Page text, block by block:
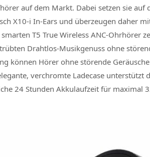
auf dem Markt. Dabei setzen sie
X10-i In-Ears und überzeugen daher
T5 True Wireless ANC-Ohrhörer
Drahtlos-Musikgenuss ohne
können Hörer ohne störende
verchromte Ladecase unterstützt
24 Stunden Akkulaufzeit für maximal